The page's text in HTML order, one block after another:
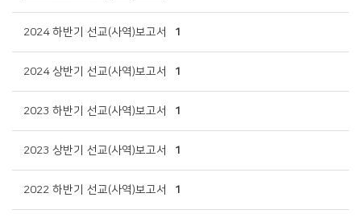
2024 하반기 선교(사역)보고서 1
2024 상반기 선교(사역)보고서 1
2023 하반기 선교(사역)보고서 1
2023 상반기 선교(사역)보고서 1
2022 하반기 선교(사역)보고서 1